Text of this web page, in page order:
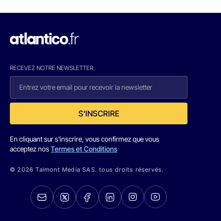
RECEVEZ NOTRE NEWSLETTER
S'INSCRIRE
En cliquant sur s'inscrire, vous confirmez que vous
acceptez nosTermes et Conditions
© 2026 Talmont Media SAS. tous droits réservés.